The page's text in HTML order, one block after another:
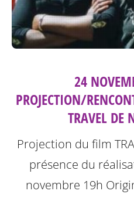
24
PROJECTION/
TRAVEL DE
Projection du film
présence du
novembre 19h